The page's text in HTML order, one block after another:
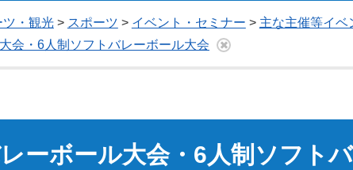
・観光> スポーツ > イベント・セミナー > 主な主催等イベ
会・6人制ソフトバレーボール大会
ーボール大会・6人制ソフト